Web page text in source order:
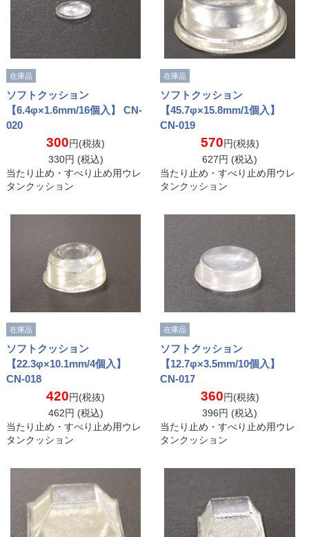
在庫品
ソフトクッション
【6.4φ×1.6mm/16個入】 CN-
020
300円(税抜)
330円 (税込)
当たり止め・すべり止め用ウレ
タンクッション
在庫品
ソフトクッション
【45.7φ×15.8mm/1個入】
CN-019
570円(税抜)
627円 (税込)
当たり止め・すべり止め用ウレ
タンクッション
在庫品
ソフトクッション
【22.3φ×10.1mm/4個入】
CN-018
420円(税抜)
462円 (税込)
当たり止め・すべり止め用ウレ
タンクッション
在庫品
ソフトクッション
【12.7φ×3.5mm/10個入】
CN-017
360円(税抜)
396円 (税込)
当たり止め・すべり止め用ウレ
タンクッション